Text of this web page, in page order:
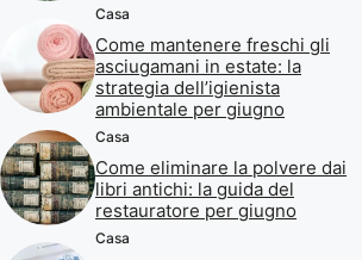
Casa
Come mantenere freschi gli
asciugamani in estate: la
strategia dell’igienista
ambientale per giugno
Casa
Come eliminare la polvere dai
libri antichi: la guida del
restauratore per giugno
Casa